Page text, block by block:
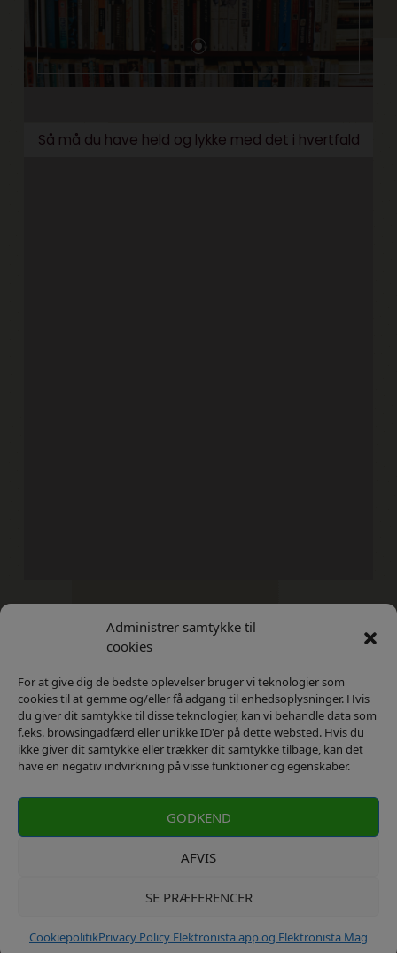
Administrer samtykke til
cookies
For at give dig de bedste oplevelser bruger vi teknologier som
cookies til at gemme og/eller få adgang til enhedsoplysninger. Hvis
du giver dit samtykke til disse teknologier, kan vi behandle data som
f.eks. browsingadfærd eller unikke ID'er på dette websted. Hvis du
ikke giver dit samtykke eller trækker dit samtykke tilbage, kan det
have en negativ indvirkning på visse funktioner og egenskaber.
GODKEND
AFVIS
SE PRÆFERENCER
CookiepolitikPrivacy Policy Elektronista app og Elektronista Mag
Så må du have held og lykke med det i hvertfald
Kontakt
kontakt: info@elektronista.dk, CVR-nr. DK3767647